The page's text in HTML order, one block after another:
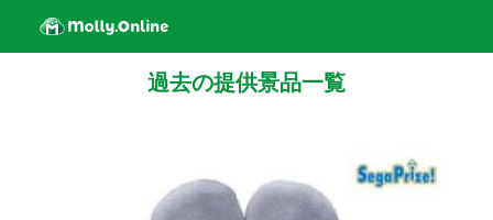
過去の提供景品一覧